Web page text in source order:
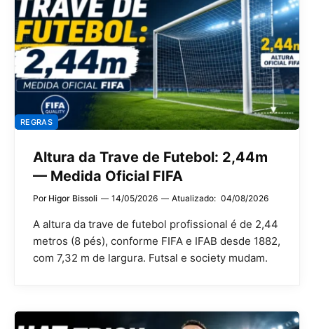
REGRAS
Altura da Trave de Futebol: 2,44m
— Medida Oficial FIFA
Por Higor Bissoli 14/05/2026 Atualizado: 04/08/2026
A altura da trave de futebol profissional é de 2,44
metros (8 pés), conforme FIFA e IFAB desde 1882,
com 7,32 m de largura. Futsal e society mudam.